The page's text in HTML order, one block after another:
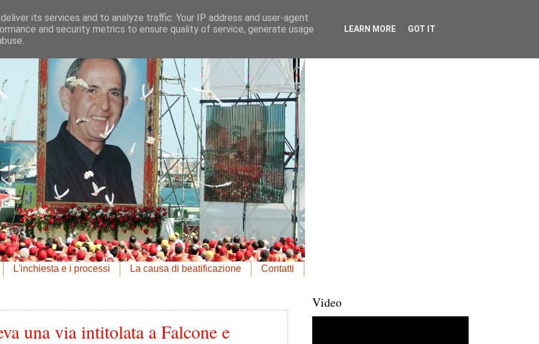
L'inchiesta e i processi La causa di beatificazione Contatti
una via intitolata a Falcone e
Video
its services and to analyze traffic. Your IP address and user-agent
and security metrics to ensure quality of service, generate usage
LEARN MORE GOT IT